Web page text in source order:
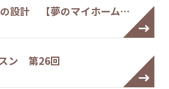
設計 【夢のマイホーム…
ン 第26回